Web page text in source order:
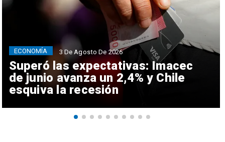
Superó las expectativas: Imacec
de junio avanza un 2,4% y Chile
esquiva la recesión
ECONOMÍA 3 De Agosto De 2026